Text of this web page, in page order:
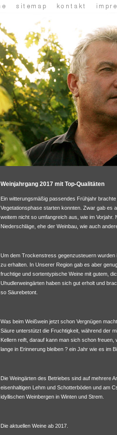
Weinjahrgang 2017 mit Top-Qualitäten
Ein witterungsmäßig passendes Frühjahr
Vegetationsphase starten konnten. Zwar gab es
weitem nicht so umfangreich aus, wie im
Niederschläge, ehe der Weinbau, wie auch
Um dem Trockenstress gegenzusteuern
zu erhalten. In Unserer Region gab es aber
fruchtige und sortentypische Weine mit gutem,
Uhudlerweingärten haben sich gut erholt und
so Säurebetont.
Was beim Weißwein jetzt schon Vergnügen
Säure unterstützt die Fruchtigkeit, während der
Kellern reift, darauf kann man sich schon
lange in Erinnerung bleiben ? ein Jahr wie es im
Die Weingärten des Betriebes sind auf mehrere
eisenhaltigen Lehm und Schotterböden und am
idyllischen Weinbergen in Winten und Strem.
Die aktuellen Weine ab 2017.